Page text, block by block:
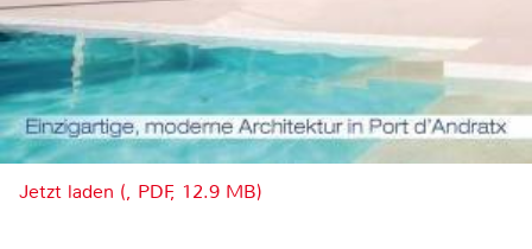
Jetzt laden (, PDF, 12.9 MB)